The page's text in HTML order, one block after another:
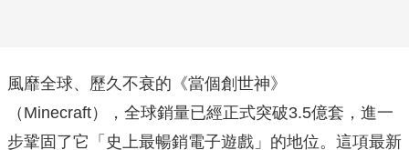
風靡全球、歷久不衰的《當個創世神》
（Minecraft），全球銷量已經正式突破3.5億套，進一
步鞏固了它「史上最暢銷電子遊戲」的地位。這項最新